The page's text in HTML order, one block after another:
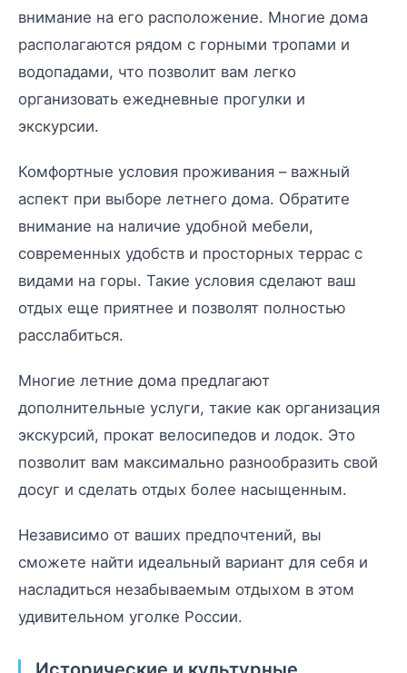
внимание на его расположение. Многие дома
располагаются рядом с горными тропами и
водопадами, что позволит вам легко
организовать ежедневные прогулки и
экскурсии.
Комфортные условия проживания – важный
аспект при выборе летнего дома. Обратите
внимание на наличие удобной мебели,
современных удобств и просторных террас с
видами на горы. Такие условия сделают ваш
отдых еще приятнее и позволят полностью
расслабиться.
Многие летние дома предлагают
дополнительные услуги, такие как организация
экскурсий, прокат велосипедов и лодок. Это
позволит вам максимально разнообразить свой
досуг и сделать отдых более насыщенным.
Независимо от ваших предпочтений, вы
сможете найти идеальный вариант для себя и
насладиться незабываемым отдыхом в этом
удивительном уголке России.